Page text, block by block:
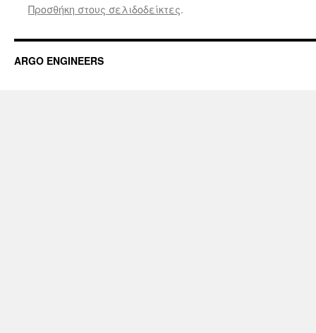
Προσθήκη στους σελιδοδείκτες.
ARGO ENGINEERS